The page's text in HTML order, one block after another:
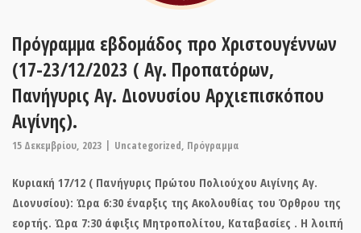
Πρόγραμμα εβδομάδος προ Χριστουγέννων
(17-23/12/2023 ( Αγ. Προπατόρων,
Πανήγυρις Αγ. Διονυσίου Αρχιεπισκόπου
Αιγίνης).
15 Δεκεμβρίου, 2023 Uncategorized, Πρόγραμμα
Κυριακή 17/12 ( Πανήγυρις Πρώτου Πολιούχου Αιγίνης Αγ.
Διονυσίου): Ώρα 6:30 έναρξις της Ακολουθίας του Όρθρου της
εορτής. Ώρα 7:30 άφιξις Μητροπολίτου, Καταβασίες . Η λοιπή